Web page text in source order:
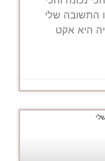
התשובה שלי
היא אקט